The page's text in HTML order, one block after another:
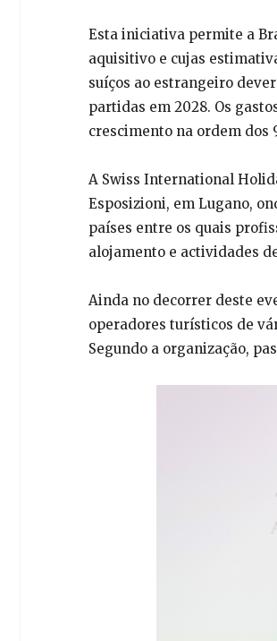
Esta iniciativa permite a
aquisitivo e cujas
suíços ao estrangeiro
partidas em 2028. Os
crescimento na ordem dos
A Swiss International
Esposizioni, em Lugano,
países entre os quais
alojamento e actividades
Ainda no decorrer deste
operadores turísticos de
Segundo a organização,